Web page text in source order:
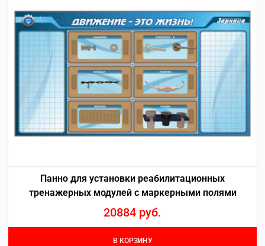
Панно для установки реабилитационных
тренажерных модулей c маркерными полями
20884 руб.
В КОРЗИНУ